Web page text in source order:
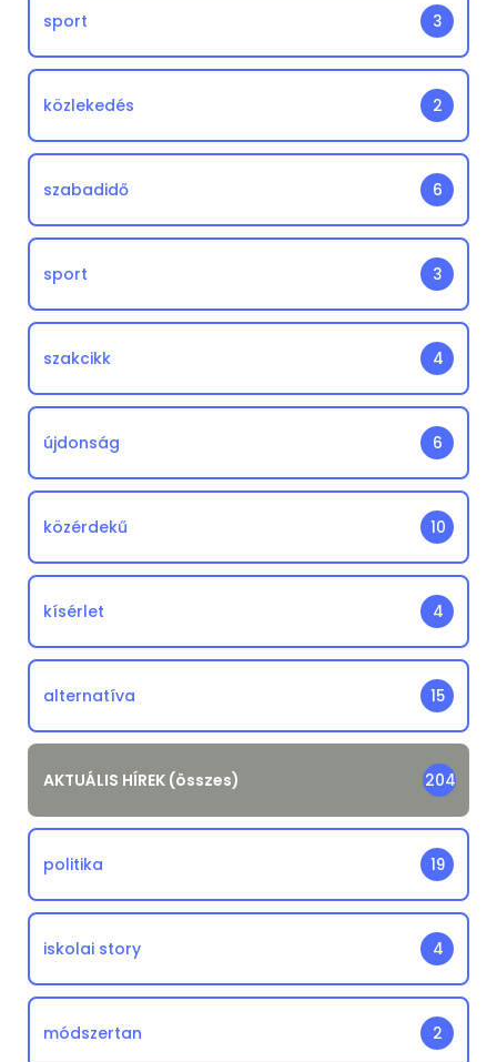
sport 3
közlekedés 2
szabadidő 6
sport 3
szakcikk 4
újdonság 6
közérdekű 10
kísérlet 4
alternatíva 15
AKTUÁLIS HÍREK (összes) 204
politika 19
iskolai story 4
módszertan 2